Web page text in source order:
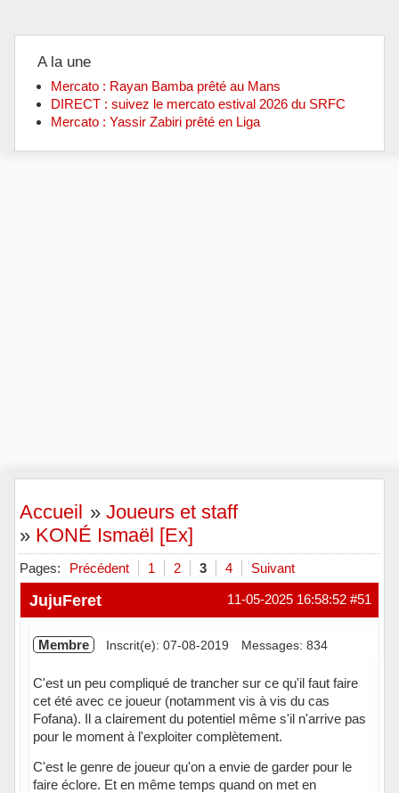
A la une
Mercato : Rayan Bamba prêté au Mans
DIRECT : suivez le mercato estival 2026 du SRFC
Mercato : Yassir Zabiri prêté en Liga
Accueil »Joueurs et staff
» KONÉ Ismaël [Ex]
Pages: Précédent 1 2 3 4 Suivant
#51
11-05-2025 16:58:52
JujuFeret
Membre Inscrit(e): 07-08-2019 Messages: 834
C'est un peu compliqué de trancher sur ce qu'il faut faire
cet été avec ce joueur (notamment vis à vis du cas
Fofana). Il a clairement du potentiel même s'il n'arrive pas
pour le moment à l'exploiter complètement.
C'est le genre de joueur qu'on a envie de garder pour le
faire éclore. Et en même temps quand on met en